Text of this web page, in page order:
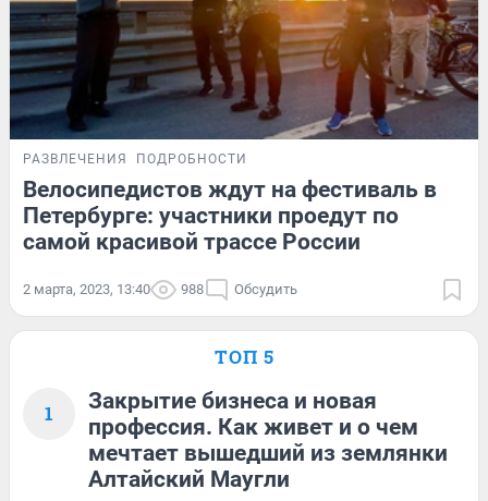
РАЗВЛЕЧЕНИЯ ПОДРОБНОСТИ
Велосипедистов ждут на фестиваль в
Петербурге: участники проедут по
самой красивой трассе России
2 марта, 2023, 13:40 988 Обсудить
ТОП 5
1
Закрытие бизнеса и новая
профессия. Как живет и о чем
мечтает вышедший из землянки
Алтайский Маугли